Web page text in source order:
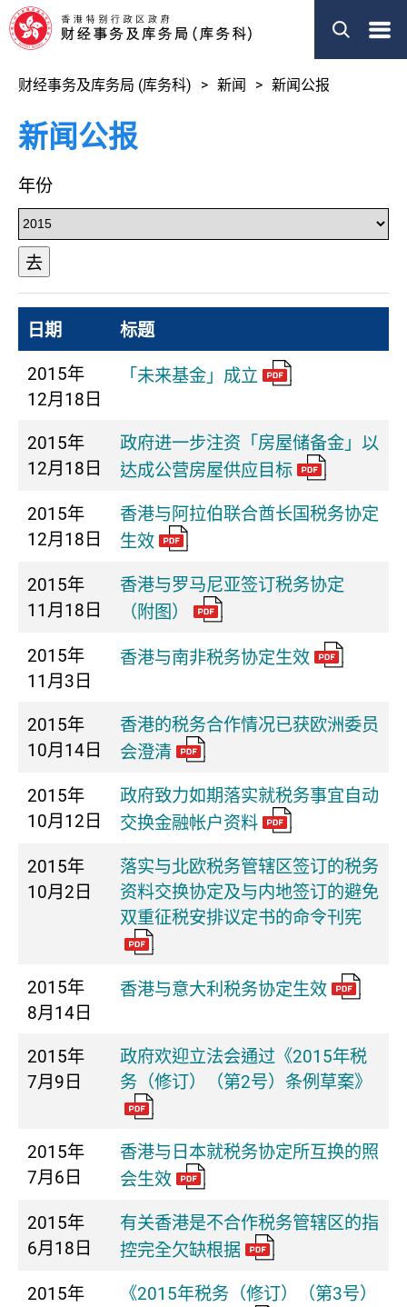
菜
财经事务及库务局 (库务科) 新闻 新闻公报
新闻公报
年份
去
日期 标题
2015年
12月18日
「未来基金」成立
2015年
12月18日
政府进一步注资「房屋储备金」以
达成公营房屋供应目标
2015年
12月18日
香港与阿拉伯联合酋长国税务协定
生效
2015年
11月18日
香港与罗马尼亚签订税务协定
（附图）
2015年
11月3日
香港与南非税务协定生效
2015年
10月14日
香港的税务合作情况已获欧洲委员
会澄清
2015年
10月12日
政府致力如期落实就税务事宜自动
交换金融帐户资料
2015年
10月2日
落实与北欧税务管辖区签订的税务
资料交换协定及与内地签订的避免
双重征税安排议定书的命令刊宪
2015年
8月14日
香港与意大利税务协定生效
2015年
7月9日
政府欢迎立法会通过《2015年税
务（修订）（第2号）条例草案》
2015年
7月6日
香港与日本就税务协定所互换的照
会生效
2015年
6月18日
有关香港是不合作税务管辖区的指
控完全欠缺根据
2015年
《2015年税务（修订）（第3号）